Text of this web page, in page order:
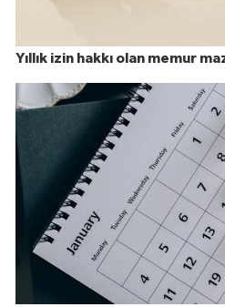
Yıllık izin hakkı olan memur